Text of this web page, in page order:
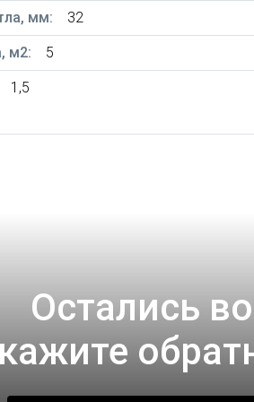
мм: 32
м2: 5
1,5
Остались